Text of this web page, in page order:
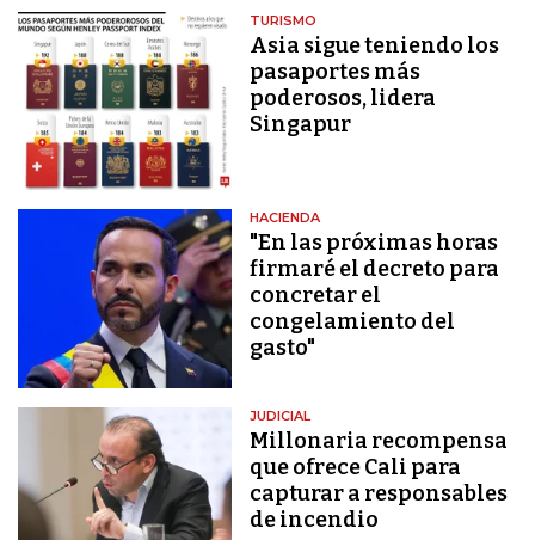
TURISMO
Asia sigue teniendo los
pasaportes más
poderosos, lidera
Singapur
HACIENDA
"En las próximas horas
firmaré el decreto para
concretar el
congelamiento del
gasto"
JUDICIAL
Millonaria recompensa
que ofrece Cali para
capturar a responsables
de incendio